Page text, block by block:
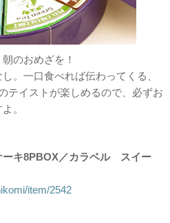
のおめざを！
。一口食べれば伝わってくる、
テイストが楽しめるので、必ずお
。
キ8PBOX／カラベル スイー
item/2542